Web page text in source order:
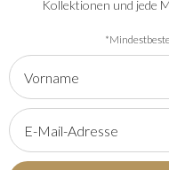
© 2026 | Bronx71 |
IdNr: NL854222881B01
Kollektionen und jede